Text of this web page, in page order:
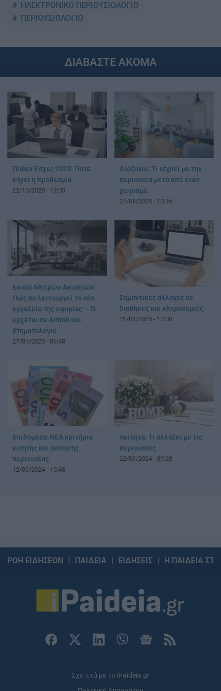
ΗΛΕΚΤΡΟΝΙΚΟ ΠΕΡΙΟΥΣΙΟΛΟΓΙΟ
ΠΕΡΙΟΥΣΙΟΛΟΓΙΟ
ΔΙΑΒΑΣΤΕ ΑΚΟΜΑ
Πόθεν Έσχες 2025: Πότε
λήγει η προθεσμία
22/10/2025 - 19:00
Διαζύγιο: Τι ισχύει με την
περιουσία μετά από έναν
χωρισμό
21/08/2025 - 10:16
Ενιαίο Μητρώο Ακινήτων:
Πώς θα λειτουργεί το νέο
εργαλείο της εφορίας – Τι
έρχεται σε Airbnb και
Κτηματολόγιο
27/01/2025 - 09:48
Σημαντικές αλλαγές σε
διαθήκες και κληρονομιές
01/01/2025 - 10:00
Επιδόματα: ΝΕΑ κριτήρια
κινητής και ακίνητης
περιουσίας
12/09/2024 - 16:43
Ακίνητα: Τι αλλάζει με τις
περιουσίες
22/03/2024 - 09:20
ΡΟΗ ΕΙΔΗΣΕΩΝ ΠΑΙΔΕΙΑ ΕΙΔΗΣΕΙΣ Η ΠΑΙΔΕΙΑ
Σχετικά με το iPaideia.gr